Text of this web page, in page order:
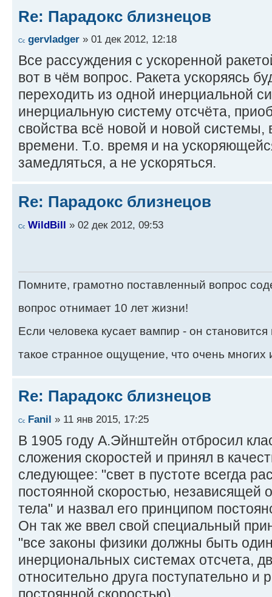
Re: Парадокс близнецов
gervladger » 01 дек 2012, 12:18
Все рассуждения с ускоренной
вот в чём вопрос. Ракета ускоряясь
переходить из одной инерциальной
инерциальную систему отсчёта,
свойства всё новой и новой системы,
времени. Т.о. время и на
замедляться, а не ускоряться.
Re: Парадокс близнецов
WildBill » 02 дек 2012, 09:53
Помните, грамотно поставленный вопрос
вопрос отнимает 10 лет жизни!
Если человека кусает вампир - он
такое странное ощущение, что очень многих
Re: Парадокс близнецов
Fanil » 11 янв 2015, 17:25
В 1905 году А.Эйнштейн отбросил
сложения скоростей и принял в
следующее: "свет в пустоте всегда
постоянной скоростью, независящей
тела" и назвал его принципом
Он так же ввел свой специальный
"все законы физики должны быть
инерциональных системах отсчета,
относительно друга поступательно и